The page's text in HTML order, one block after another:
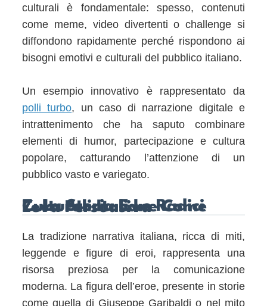
culturali è fondamentale: spesso, contenuti
come meme, video divertenti o challenge si
diffondono rapidamente perché rispondono ai
bisogni emotivi e culturali del pubblico italiano.
Un esempio innovativo è rappresentato da
polli turbo, un caso di narrazione digitale e
intrattenimento che ha saputo combinare
elementi di humor, partecipazione e cultura
popolare, catturando l’attenzione di un
pubblico vasto e variegato.
7. La Storia E Le Radici Culturali Italiane Come Leva Persuasiva
La tradizione narrativa italiana, ricca di miti,
leggende e figure di eroi, rappresenta una
risorsa preziosa per la comunicazione
moderna. La figura dell’eroe, presente in storie
come quella di Giuseppe Garibaldi o nel mito